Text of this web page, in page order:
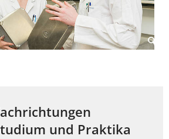
und Praktika